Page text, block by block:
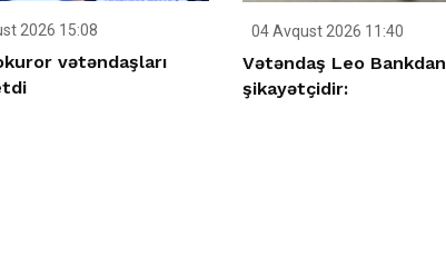
2026 15:08
vətəndaşları
04 Avqust 2026 11:40
Vətəndaş Leo Bankdan
şikayətçidir: